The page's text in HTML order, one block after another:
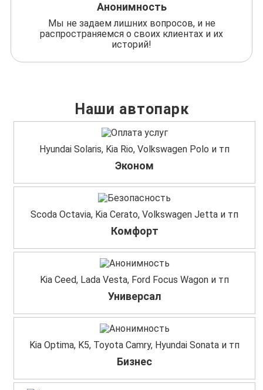
Анонимность
Мы не задаем лишних вопросов, и не
распространяемся о своих клиентах и их
историй!
Наши автопарк
Hyundai Solaris, Kia Rio, Volkswagen Polo и тп
Эконом
Scoda Octavia, Kia Cerato, Volkswagen Jetta и тп
Комфорт
Kia Ceed, Lada Vesta, Ford Focus Wagon и тп
Универсал
Kia Optima, K5, Toyota Camry, Hyundai Sonata и тп
Бизнес